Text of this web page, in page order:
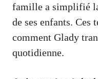
famille a simplifié
de ses enfants. Ces
comment Glady
quotidienne.